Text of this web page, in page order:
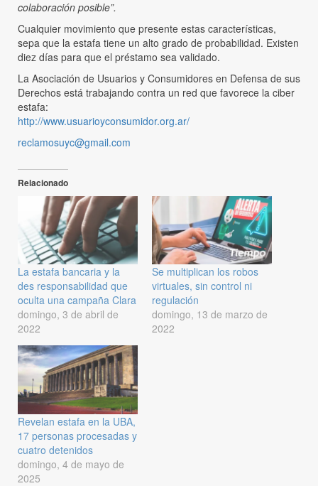
colaboración posible”.
Cualquier movimiento que presente estas características,
sepa que la estafa tiene un alto grado de probabilidad. Existen
diez días para que el préstamo sea validado.
La Asociación de Usuarios y Consumidores en Defensa de sus
Derechos está trabajando contra un red que favorece la ciber
estafa:
http://www.usuarioyconsumidor.org.ar/
reclamosuyc@gmail.com
Relacionado
La estafa bancaria y la
des responsabilidad que
oculta una campaña Clara
domingo, 3 de abril de
2022
Se multiplican los robos
virtuales, sin control ni
regulación
domingo, 13 de marzo de
2022
Revelan estafa en la UBA,
17 personas procesadas y
cuatro detenidos
domingo, 4 de mayo de
2025